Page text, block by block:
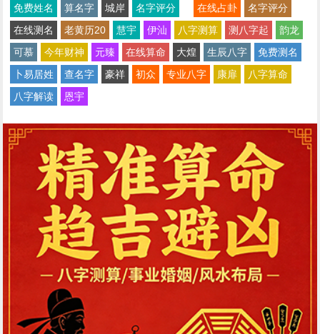
免费姓名 算名字 城岸 名字评分 在线占卦
名字评分
在线测名
老黄历20 慧宇 伊汕 八字测算 测八字起
韵龙
可慕
今年财神 元臻 在线算命 大煌 生辰八字
免费测名
卜易居姓
查名字 豪祥 初众 专业八字 康扉
八字算命
八字解读
恩宇